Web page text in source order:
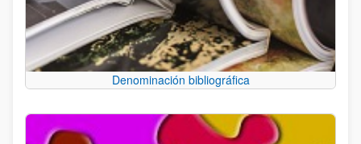
Denominación bibliográfica